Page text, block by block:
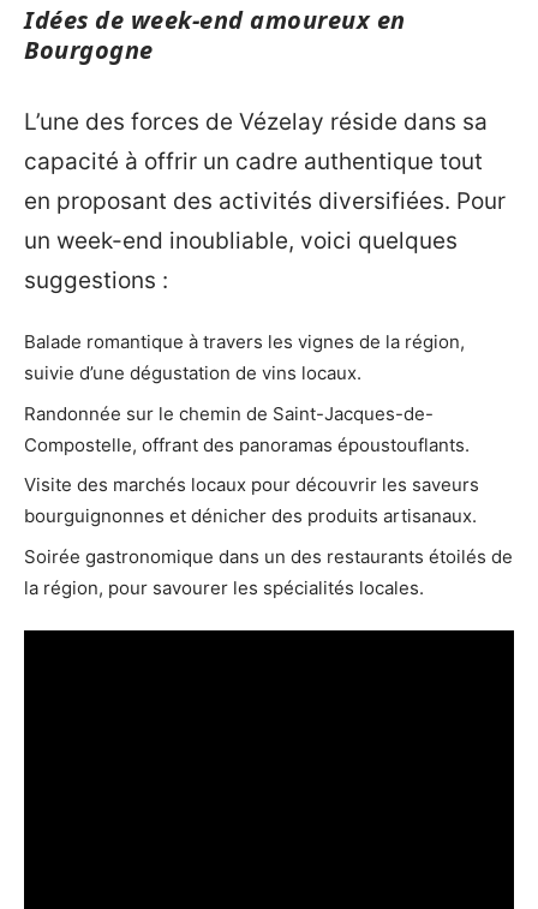
Idées de week-end amoureux en
Bourgogne
L’une des forces de Vézelay réside dans sa
capacité à offrir un cadre authentique tout
en proposant des activités diversifiées. Pour
un week-end inoubliable, voici quelques
suggestions :
Balade romantique à travers les vignes de la région,
suivie d’une dégustation de vins locaux.
Randonnée sur le chemin de Saint-Jacques-de-
Compostelle, offrant des panoramas époustouflants.
Visite des marchés locaux pour découvrir les saveurs
bourguignonnes et dénicher des produits artisanaux.
Soirée gastronomique dans un des restaurants étoilés de
la région, pour savourer les spécialités locales.